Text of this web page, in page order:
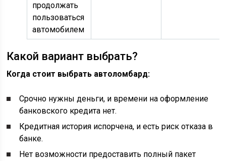
продолжать
пользоваться
автомобилем
Какой вариант выбрать?
Когда стоит выбрать автоломбард:
Срочно нужны деньги, и времени на оформление
банковского кредита нет.
Кредитная история испорчена, и есть риск отказа в
банке.
Нет возможности предоставить полный пакет